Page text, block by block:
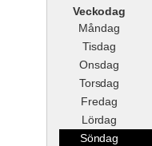
Veckodag
Måndag
Tisdag
Onsdag
Torsdag
Fredag
Lördag
Söndag